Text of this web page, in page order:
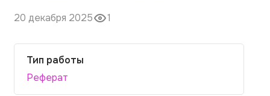
Вопросы и ответы
20 декабря 2025 1
Тип работы
Реферат